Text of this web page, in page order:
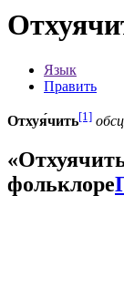
Язык
Править
Отхуя́чить[1]
«
фольклоре